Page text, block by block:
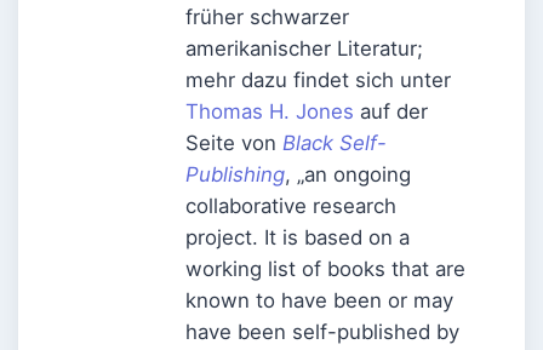
früher schwarzer
amerikanischer Literatur;
mehr dazu findet sich unter
Thomas H. Jones auf der
Seite vonBlack Self-
Publishing, „an ongoing
collaborative research
project. It is based on a
working list of books that are
known to have been or may
have been self-published by